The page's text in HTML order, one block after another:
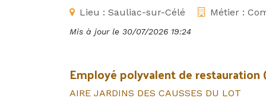
Lieu : Sauliac-sur-Célé Métier :
Mis à jour le 30/07/2026 19:24
Employé polyvalent de restauration
AIRE JARDINS DES CAUSSES DU LOT